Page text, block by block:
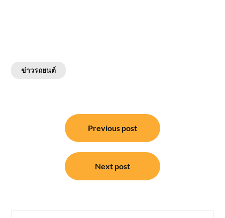
ข่าวรถยนต์
Previous post
Next post